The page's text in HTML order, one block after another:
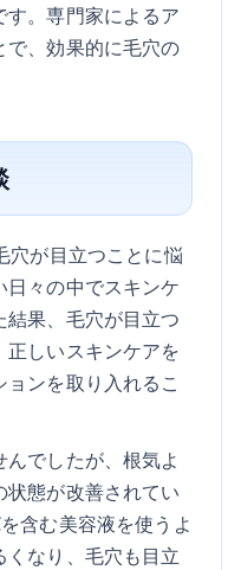
。専門家によるア
で、効果的に毛穴の
穴が目立つことに悩
々の中でスキンケ
果、毛穴が目立つ
しいスキンケアを
ンを取り入れるこ
でしたが、根気よ
状態が改善されてい
含む美容液を使うよ
くなり、毛穴も目立